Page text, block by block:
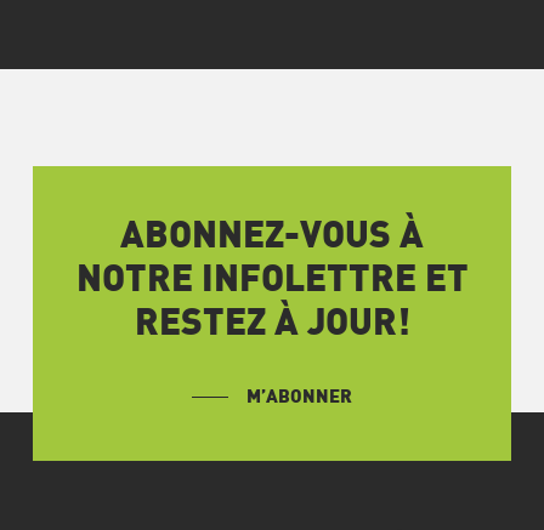
ABONNEZ-VOUS À
NOTRE INFOLETTRE ET
RESTEZ À JOUR!
M’ABONNER